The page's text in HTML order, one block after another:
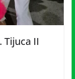
Tijuca II